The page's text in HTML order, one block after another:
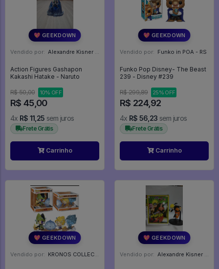
💖 GEEKDOWN
Vendido por: Alexandre Kisner - PR
Action Figures Gashapon
Kakashi Hatake - Naruto
R$ 50,00 10% OFF
R$ 45,00
4x R$ 11,25 sem juros
Frete Grátis
Carrinho
💖 GEEKDOWN
Vendido por: Funko in POA - RS
Funko Pop Disney- The Beast
239 - Disney #239
R$ 299,89 25% OFF
R$ 224,92
4x R$ 56,23 sem juros
Frete Grátis
Carrinho
💖 GEEKDOWN
Vendido por: KRONOS COLLECTIONS - PR
💖 GEEKDOWN
Vendido por: Alexandre Kisner - PR